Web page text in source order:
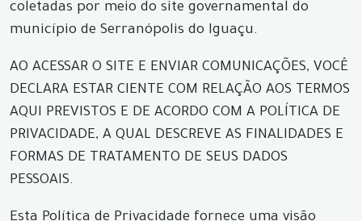
coletadas por meio do site governamental do
município de Serranópolis do Iguaçu.
AO ACESSAR O SITE E ENVIAR COMUNICAÇÕES, VOCÊ
DECLARA ESTAR CIENTE COM RELAÇÃO AOS TERMOS
AQUI PREVISTOS E DE ACORDO COM A POLÍTICA DE
PRIVACIDADE, A QUAL DESCREVE AS FINALIDADES E
FORMAS DE TRATAMENTO DE SEUS DADOS
PESSOAIS.